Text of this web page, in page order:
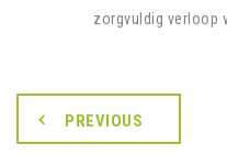
zorgvuldig verloop
PREVIOUS